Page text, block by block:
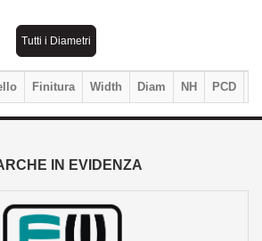
Tutti i Diametri
Finitura Width Diam NH PCD
IN EVIDENZA